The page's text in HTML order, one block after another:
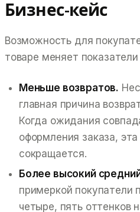
Бизнес-кейс
Возможность для
товаре меняет
Меньше возвратов.
главная причина
Когда ожидания
оформления заказа,
сокращается.
Более высокий
примеркой покупатели
четыре, пять оттенков